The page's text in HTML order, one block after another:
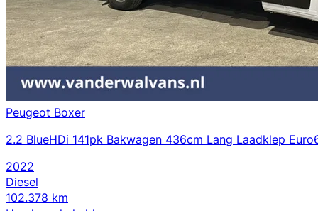
Peugeot Boxer
2.2 BlueHDi 141pk Bakwagen 436cm Lang Laadklep
2022
Diesel
102.378 km